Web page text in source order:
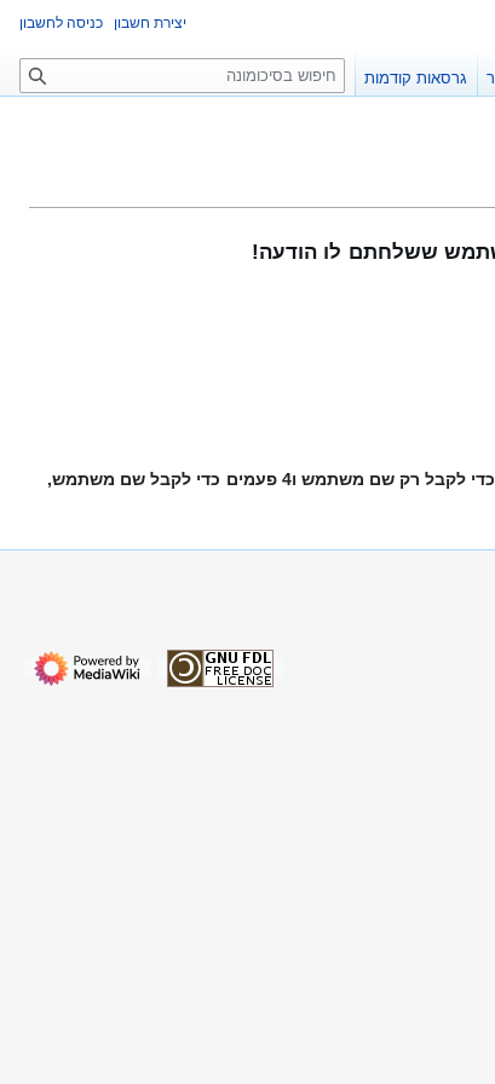
ששלחתם לו הודעה!
לא לשכוח לחתום כי אחרת קשה יותר לדעת מי כתב את ההודעה. חתימה עושים על ידי כתיבת הסימן '~' 3 פעמים כדי לקבל רק שם משתמש ו4 פעמים כדי לקבל שם משתמש,
יצירת חשבון כניסה לחשבון
גרסאות קודמות
ח
י